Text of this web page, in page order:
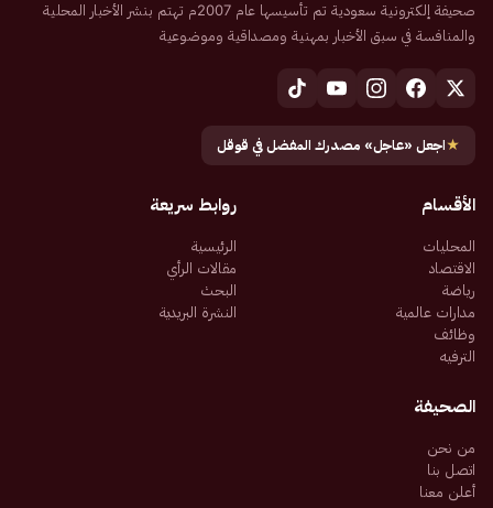
صحيفة إلكترونية سعودية تم تأسيسها عام 2007م تهتم بنشر الأخبار المحلية
والمنافسة في سبق الأخبار بمهنية ومصداقية وموضوعية
★اجعل «عاجل» مصدرك المفضل في قوقل
الأقسام
المحليات
الاقتصاد
رياضة
مدارات عالمية
وظائف
الترفيه
روابط سريعة
الرئيسية
مقالات الرأي
البحث
النشرة البريدية
الصحيفة
من نحن
اتصل بنا
أعلن معنا